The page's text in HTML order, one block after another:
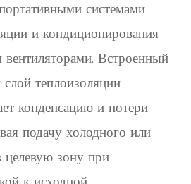
системами
и кондиционирования
Встроенный
теплоизоляции
конденсацию и потери
подачу холодного или
целевую зону при